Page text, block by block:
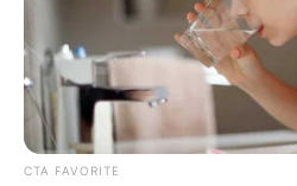
CARGAR MÁS
TEMAS DESTACADOS
CTA FAVORITE